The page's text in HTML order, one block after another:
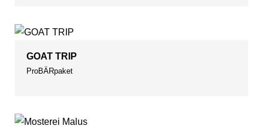
GOAT TRIP
ProBÄRpaket